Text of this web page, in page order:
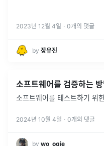
2023년 12월 4일 · 0개의 댓글
by 장유진
소프트웨어를 검증하는
소프트웨어를 테스트하기 위
2024년 10월 4일 · 0개의 댓글
by wo_ogie